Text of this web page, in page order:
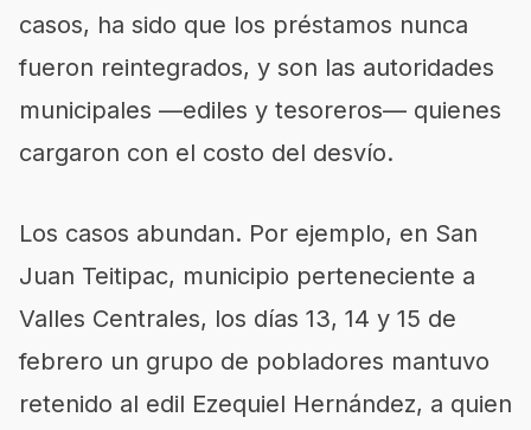
casos, ha sido que los préstamos nunca
fueron reintegrados, y son las autoridades
municipales —ediles y tesoreros— quienes
cargaron con el costo del desvío.
Los casos abundan. Por ejemplo, en San
Juan Teitipac, municipio perteneciente a
Valles Centrales, los días 13, 14 y 15 de
febrero un grupo de pobladores mantuvo
retenido al edil Ezequiel Hernández, a quien